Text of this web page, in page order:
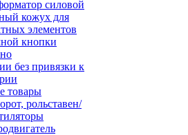
силовой
кожух для
элементов
кнопки
без привязки к
товары
рольставен/